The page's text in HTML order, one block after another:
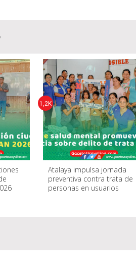
Atalaya impulsa jornada
preventiva contra trata de
personas en usuarios
1,2K